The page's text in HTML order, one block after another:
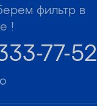
фильтр в
!
77-52